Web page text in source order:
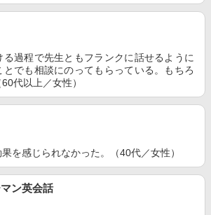
過程で先生ともフランクに話せるように
とでも相談にのってもらっている。もちろ
代以上／女性）
を感じられなかった。（40代／女性）
ン英会話